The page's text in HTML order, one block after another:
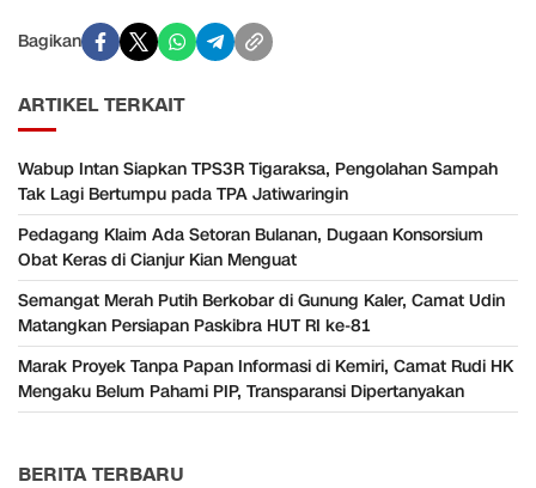
Bagikan
ARTIKEL TERKAIT
Wabup Intan Siapkan TPS3R Tigaraksa, Pengolahan Sampah
Tak Lagi Bertumpu pada TPA Jatiwaringin
Pedagang Klaim Ada Setoran Bulanan, Dugaan Konsorsium
Obat Keras di Cianjur Kian Menguat
Semangat Merah Putih Berkobar di Gunung Kaler, Camat Udin
Matangkan Persiapan Paskibra HUT RI ke-81
Marak Proyek Tanpa Papan Informasi di Kemiri, Camat Rudi HK
Mengaku Belum Pahami PIP, Transparansi Dipertanyakan
BERITA TERBARU